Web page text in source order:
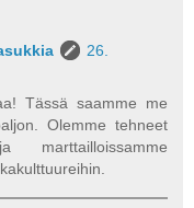
26.
Tässä saamme me
Olemme tehneet
marttailloissamme